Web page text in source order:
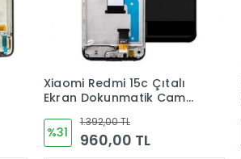
Xiaomi Redmi 15c Çıtalı
Ekran Dokunmatik Cam
%31
1.392,00 TL
960,00 TL